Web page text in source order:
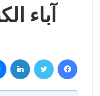
آباء
فيسبوك تويتر